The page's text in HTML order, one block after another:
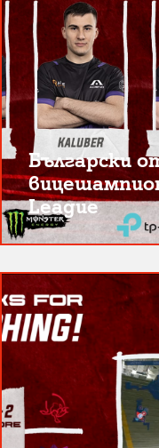
Български
League